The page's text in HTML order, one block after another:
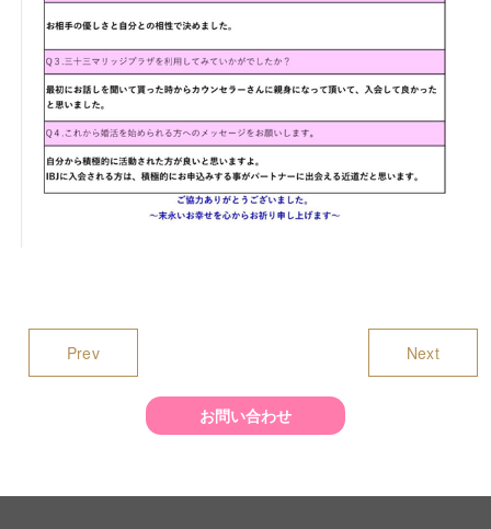
Prev Next
お問い合わせ